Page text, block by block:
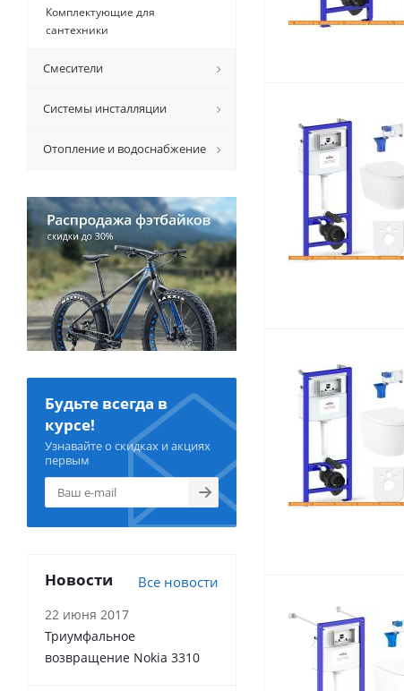
Комплектующие для
сантехники
Смесители
Системы инсталляции
Отопление и водоснабжение
Будьте всегда в
курсе!
Узнавайте о скидках и акциях
первым
Новости Все новости
22 июня 2017
Триумфальное
возвращение Nokia 3310